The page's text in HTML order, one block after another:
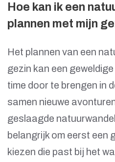
Hoe kan ik een
plannen met mijn
Het plannen van een
gezin kan een
time door te brengen in
samen nieuwe
geslaagde
belangrijk om eerst een
kiezen die past bij het